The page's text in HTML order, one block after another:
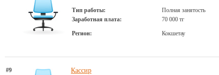
Тип работы:
Полная занятость
Заработная плата:
70 000 тг
Регион: Кокшетау
#9 Кассир